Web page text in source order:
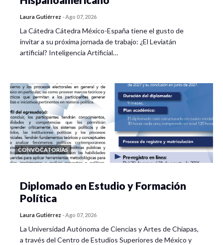
Laura Gutiérrez -Ago 07, 2026
La Cátedra Cátedra México-España tiene el gusto de
invitar a su próxima jornada de trabajo: ¿El Leviatán
artificial? Inteligencia Artificial…
CONVOCATORIAS
Diplomado en Estudio y Formación
Política
Laura Gutiérrez -Ago 07, 2026
La Universidad Autónoma de Ciencias y Artes de Chiapas,
a través del Centro de Estudios Superiores de México y